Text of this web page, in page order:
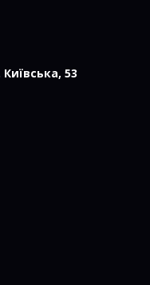
53